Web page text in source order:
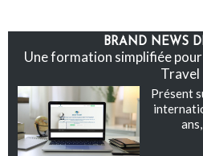
BRAND NEWS
Une formation simplifiée
Travel
Présent